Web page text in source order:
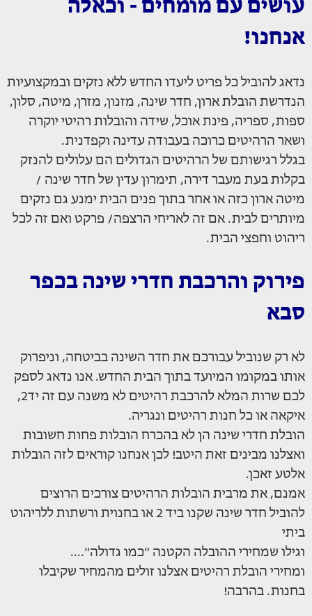
עושים עם מומחים - וכאלה
אנחנו!
נדאג להוביל כל פריט ליעדו החדש ללא נזקים ובמקצועיות
הנדרשת הובלת ארון, חדר שינה, מזנון, מזרן, מיטה, סלון,
ספות, ספריה, פינת אוכל, שידה והובלות רהיטי יוקרה
ושאר הרהיטים כרוכה בעבודה עדינה וקפדנית.
בגלל רגישותם של הרהיטים הגדולים הם עלולים להנזק
בקלות בעת מעבר דירה, תימרון עדין של חדר שינה /
מיטה ארון כזה או אחר בתוך פנים הבית ימנע גם נזקים
מיותרים לבית. אם זה לאריחי הרצפה/ פרקט ואם זה לכל
ריהוט וחפצי הבית.
פירוק והרכבת חדרי שינה בכפר
סבא
לא רק שנוביל עבורכם את חדר השינה בביטחה, וניפרוק
אותו במקומו המיועד בתוך הבית החדש. אנו נדאג לספק
לכם שרות המלא להרכבת רהיטים לא משנה עם זה יד2,
איקאה או כל חנות רהיטים ונגריה.
הובלת חדרי שינה הן לא בהכרח הובלות פחות חשובות
ואצלנו מבינים זאת היטב! לכן אנחנו קוראים לזה הובלות
אלטע זאכן.
אמנם, את מרבית הובלות הרהיטים צורכים הרוצים
להוביל חדר שינה שקנו ביד 2 או בחנוית ורשתות ללריהוט
ביתי
וגילו שמחירי ההובלה הקטנה "כמו גדולה"....
ומחירי הובלת רהיטים אצלנו זולים מהמחיר שקיבלו
בחנות. בהרבה!